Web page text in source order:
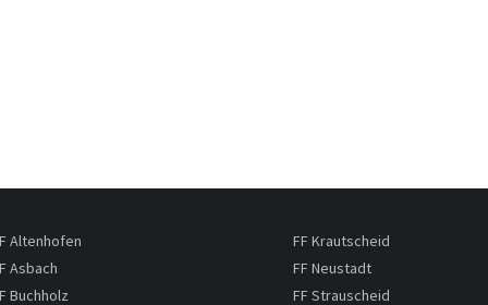
Altenhofen
Asbach
Buchholz
FF Krautscheid
FF Neustadt
FF Strauscheid